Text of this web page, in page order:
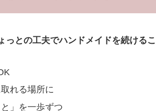
っとの工夫でハンドメイドを続ける
れる場所に
と」を一歩ずつ